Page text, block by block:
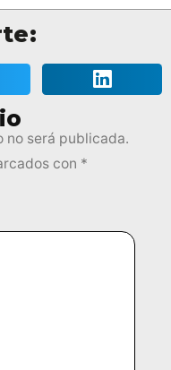
no será publicada.
con *